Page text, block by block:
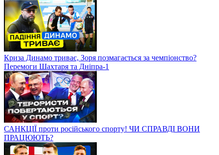
Криза Динамо триває, Зоря позмагається за чемпіонство?
Перемоги Шахтаря та Дніпра-1
САНКЦІЇ проти російського спорту! ЧИ СПРАВДІ ВОНИ
ПРАЦЮЮТЬ?